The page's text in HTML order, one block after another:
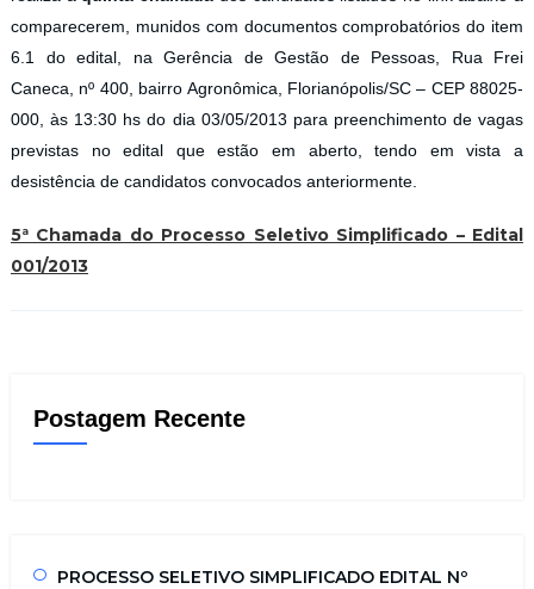
comparecerem, munidos com documentos comprobatórios do item
6.1 do edital, na Gerência de Gestão de Pessoas, Rua Frei
Caneca, nº 400, bairro Agronômica, Florianópolis/SC – CEP 88025-
000, às 13:30 hs do dia 03/05/2013 para preenchimento de vagas
previstas no edital que estão em aberto, tendo em vista a
desistência de candidatos convocados anteriormente.
5ª Chamada do Processo Seletivo Simplificado – Edital
001/2013
Postagem Recente
PROCESSO SELETIVO SIMPLIFICADO EDITAL Nº